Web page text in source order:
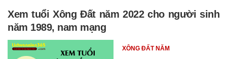
Xem tuổi Xông Đất năm 2022 cho người sinh
năm 1989, nam mạng
XÔNG ĐẤT NĂM